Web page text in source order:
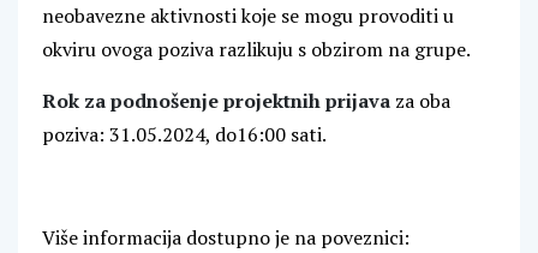
neobavezne aktivnosti koje se mogu provoditi u
okviru ovoga poziva razlikuju s obzirom na grupe.
Rok za podnošenje projektnih prijava za oba
poziva: 31.05.2024, do16:00 sati.
Više informacija dostupno je na poveznici: